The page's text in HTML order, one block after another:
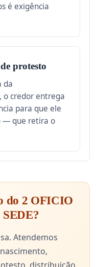
é exigência
protesto
da
o credor entrega
para que ele
— que retira o
do 2 OFICIO
Atendemos
distribuição